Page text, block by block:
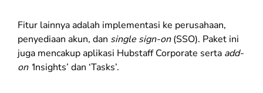
Fitur lainnya adalah implementasi ke perusahaan,
penyediaan akun, dan single sign-on(SSO). Paket ini
juga mencakup aplikasi Hubstaff Corporate serta add-
on ‘Insights’ dan ‘Tasks’.